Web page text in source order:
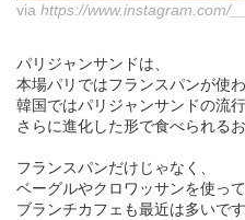
via https://www.instagram.com/
パリジャンサンドは、
本場パリではフランスパンが使
韓国ではパリジャンサンドの流
さらに進化した形で食べられる
フランスパンだけじゃなく、
ベーグルやクロワッサンを使っ
ブランチカフェも最近は多いです